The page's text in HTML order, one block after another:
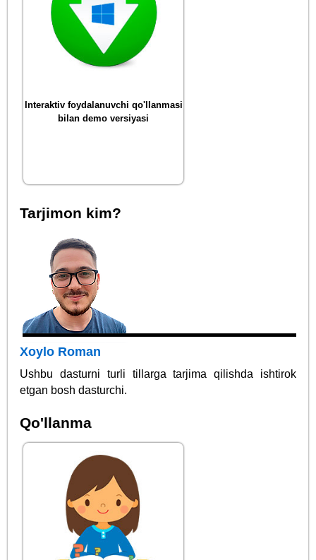
Interaktiv foydalanuvchi qo'llanmasi
bilan demo versiyasi
Tarjimon kim?
Xoylo Roman
Ushbu dasturni turli tillarga tarjima qilishda ishtirok
etgan bosh dasturchi.
Qo'llanma